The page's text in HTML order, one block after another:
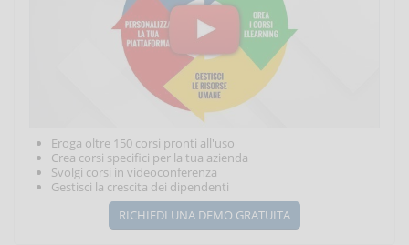
Eroga oltre 150 corsi pronti all'uso
Crea corsi specifici per la tua azienda
Svolgi corsi in videoconferenza
Gestisci la crescita dei dipendenti
RICHIEDI UNA DEMO GRATUITA